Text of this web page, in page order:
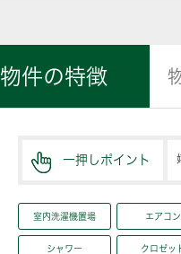
物件の特徴
一押しポイント
室内洗濯機置場 エアコン
シャワー クロゼッ